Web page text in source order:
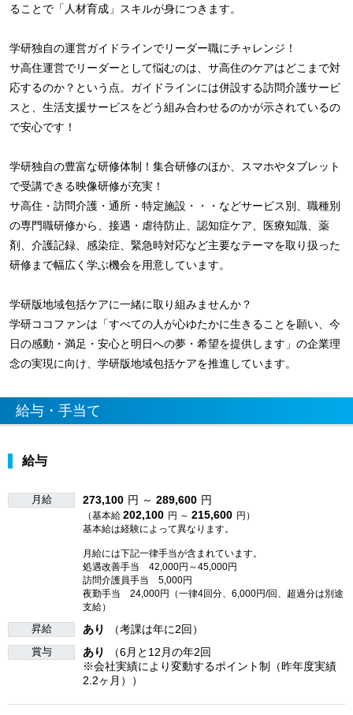
ることで「人材育成」スキルが身につきます。
学研独自の運営ガイドラインでリーダー職にチャレンジ！
サ高住運営でリーダーとして悩むのは、サ高住のケアはどこまで対
応するのか？という点。ガイドラインには併設する訪問介護サービ
スと、生活支援サービスをどう組み合わせるのかが示されているの
で安心です！
学研独自の豊富な研修体制！集合研修のほか、スマホやタブレット
で受講できる映像研修が充実！
サ高住・訪問介護・通所・特定施設・・・などサービス別、職種別
の専門職研修から、接遇・虐待防止、認知症ケア、医療知識、薬
剤、介護記録、感染症、緊急時対応など主要なテーマを取り扱った
研修まで幅広く学ぶ機会を用意しています。
学研版地域包括ケアに一緒に取り組みませんか？
学研ココファンは「すべての人が心ゆたかに生きることを願い、今
日の感動・満足・安心と明日への夢・希望を提供します」の企業理
念の実現に向け、学研版地域包括ケアを推進しています。
給与・手当て
給与
月給 273,100 円 ～ 289,600 円
（基本給 202,100 円 ～ 215,600 円）
基本給は経験によって異なります。
月給には下記一律手当が含まれています。
処遇改善手当 42,000円～45,000円
訪問介護員手当 5,000円
夜勤手当 24,000円（一律4回分、6,000円/回、超過分は別途
支給）
昇給 あり （考課は年に2回）
賞与 あり
（6月と12月の年2回
※会社実績により変動するポイント制（昨年度実績
2.2ヶ月））